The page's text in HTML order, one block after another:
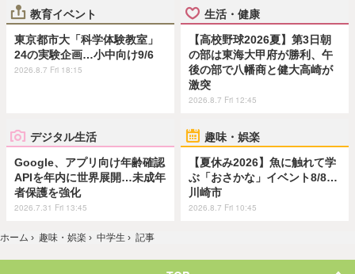
教育イベント
東京都市大「科学体験教室」
24の実験企画…小中向け9/6
2026.8.7 Fri 18:15
生活・健康
【高校野球2026夏】第3日朝
の部は東海大甲府が勝利、午
後の部で八幡商と健大高崎が
激突
2026.8.7 Fri 12:45
デジタル生活
Google、アプリ向け年齢確認
APIを年内に世界展開…未成年
者保護を強化
2026.7.31 Fri 13:45
趣味・娯楽
【夏休み2026】魚に触れて学
ぶ「おさかな」イベント8/8…
川崎市
2026.8.7 Fri 10:45
ホーム › 趣味・娯楽 › 中学生 › 記事